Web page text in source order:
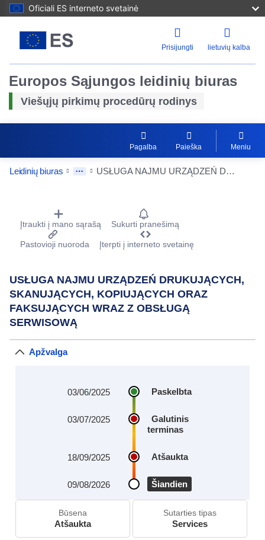
Oficiali ES interneto svetainė
Prisijungti lietuvių kalba
Europos Sąjungos leidinių biuras
Viešųjų pirkimų procedūrų rodinys
Pagalba Paieška Meniu
Leidinių biuras USŁUGA NAJMU URZĄDZEŃ DRUKUJĄCYCH, SKANUJĄCYCH, KOPIUJĄCYCH ORAZ FAKSUJĄCYCH WRAZ Z OBSŁUGĄ SERWISOWĄ
Procurement Detail Actions Portlet
Įtraukti į mano sąrašą Sukurti pranešimą
Pastovioji nuoroda Įterpti į interneto svetainę
USŁUGA NAJMU URZĄDZEŃ DRUKUJĄCYCH,
SKANUJĄCYCH, KOPIUJĄCYCH ORAZ
FAKSUJĄCYCH WRAZ Z OBSŁUGĄ
SERWISOWĄ
Apžvalga
Paskelbta
03/06/2025
Galutinis
terminas
03/07/2025
Atšaukta
18/09/2025
Šiandien
09/08/2026
Būsena
Atšaukta
Sutarties tipas
Services